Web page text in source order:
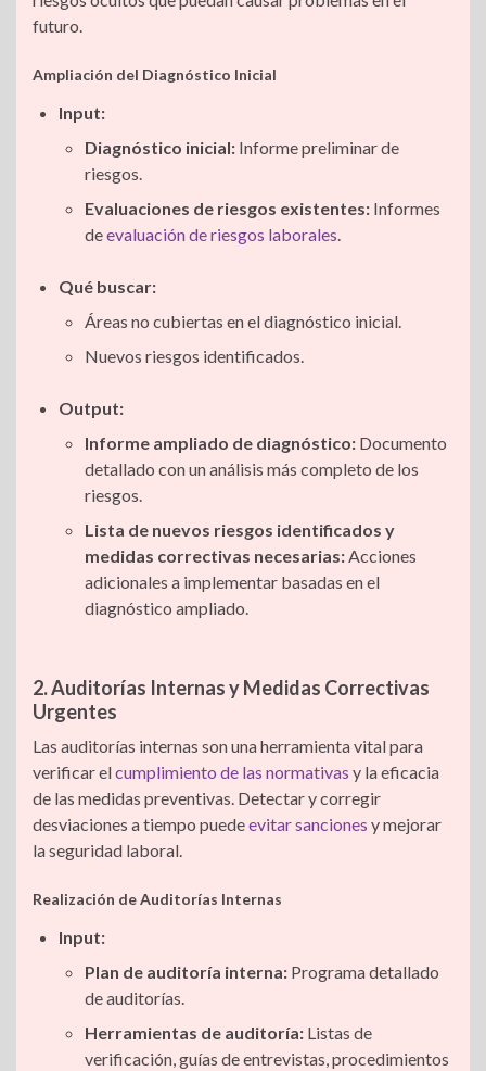
futuro.
Ampliación del Diagnóstico Inicial
Input:
Diagnóstico inicial: Informe preliminar de
riesgos.
Evaluaciones de riesgos existentes: Informes
deevaluación de riesgos laborales.
Qué buscar:
Áreas no cubiertas en el diagnóstico inicial.
Nuevos riesgos identificados.
Output:
Informe ampliado de diagnóstico: Documento
detallado con un análisis más completo de los
riesgos.
Lista de nuevos riesgos identificados y
medidas correctivas necesarias:Acciones
adicionales a implementar basadas en el
diagnóstico ampliado.
2. Auditorías Internas y Medidas Correctivas
Urgentes
Las auditorías internas son una herramienta vital para
verificar elcumplimiento de las normativas y la eficacia
de las medidas preventivas. Detectar y corregir
desviaciones a tiempo puedeevitar sanciones y mejorar
la seguridad laboral.
Realización de Auditorías Internas
Input:
Plan de auditoría interna: Programa detallado
de auditorías.
Herramientas de auditoría: Listas de
verificación, guías de entrevistas, procedimientos